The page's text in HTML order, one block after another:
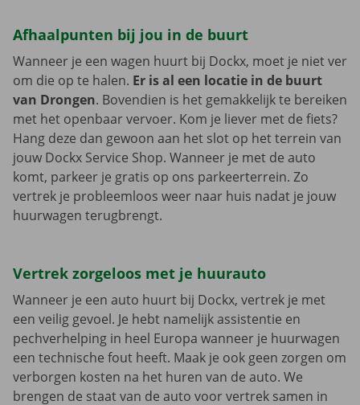
Afhaalpunten bij jou in de buurt
Wanneer je een wagen huurt bij Dockx, moet je niet ver
om die op te halen. Er is al een locatie in de buurt
van Drongen. Bovendien is het gemakkelijk te bereiken
met het openbaar vervoer. Kom je liever met de fiets?
Hang deze dan gewoon aan het slot op het terrein van
jouw Dockx Service Shop. Wanneer je met de auto
komt, parkeer je gratis op ons parkeerterrein. Zo
vertrek je probleemloos weer naar huis nadat je jouw
huurwagen terugbrengt.
Vertrek zorgeloos met je huurauto
Wanneer je een auto huurt bij Dockx, vertrek je met
een veilig gevoel. Je hebt namelijk assistentie en
pechverhelping in heel Europa wanneer je huurwagen
een technische fout heeft. Maak je ook geen zorgen om
verborgen kosten na het huren van de auto. We
brengen de staat van de auto voor vertrek samen in